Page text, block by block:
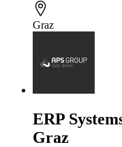
Graz
ERP
Graz